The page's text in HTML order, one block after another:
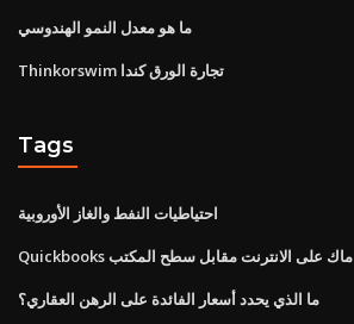
ما هو معدل النمو الهندوسي
Thinkorswim تجارة الورق كندا
Tags
احتياطيات النفط والغاز الأوروبية
Quickbooks ماك على الانترنت مقابل سطح المكتب
ما الذي يحدد أسعار الفائدة على الرهن العقاري؟